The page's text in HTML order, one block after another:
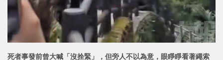
死者事發前曾大喊「沒拴緊」，但旁人不以為意，眼睜睜看著繩索